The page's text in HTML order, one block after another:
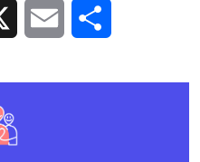
Email